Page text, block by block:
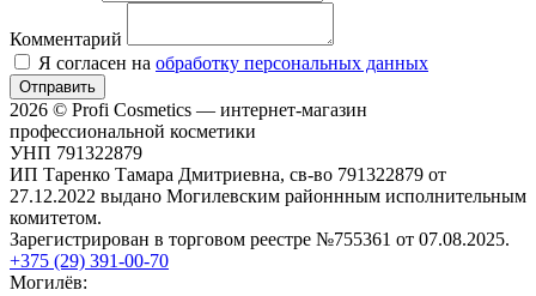
Комментарий
Я согласен на обработку персональных данных
Отправить
2026 © Profi Cosmetics — интернет-магазин
профессиональной косметики
УНП 791322879
ИП Таренко Тамара Дмитриевна, св-во 791322879 от
27.12.2022 выдано Могилевским районнным исполнительным
комитетом.
Зарегистрирован в торговом реестре №755361 от 07.08.2025.
+375 (29) 391-00-70
Могилёв: